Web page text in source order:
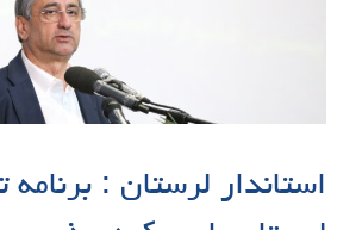
استاندار لرستان :